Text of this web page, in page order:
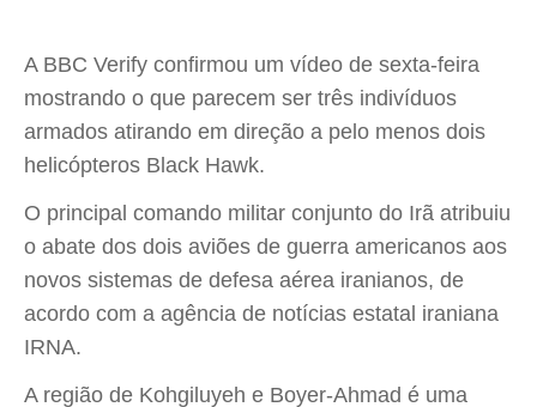
A BBC Verify confirmou um vídeo de sexta-feira
mostrando o que parecem ser três indivíduos
armados atirando em direção a pelo menos dois
helicópteros Black Hawk.
O principal comando militar conjunto do Irã atribuiu
o abate dos dois aviões de guerra americanos aos
novos sistemas de defesa aérea iranianos, de
acordo com a agência de notícias estatal iraniana
IRNA.
A região de Kohgiluyeh e Boyer-Ahmad é uma